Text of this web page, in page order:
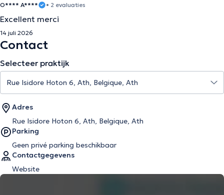
O**** A**** • 2 evaluaties
Excellent merci
14 juli 2026
Contact
Selecteer praktijk
Adres
Rue Isidore Hoton 6, Ath, Belgique, Ath
Parking
Geen privé parking beschikbaar
Contactgegevens
Website